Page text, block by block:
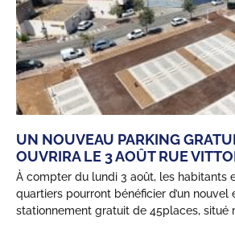
Confidentialité
UN NOUVEAU PARKING
OUVRIRA LE 3 AOÛT RUE
À compter du lundi 3 août, les habitants
quartiers pourront bénéficier d’un nouvel
stationnement gratuit de 45places, situé